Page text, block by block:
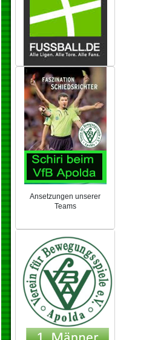
Ansetzungen unserer
Teams